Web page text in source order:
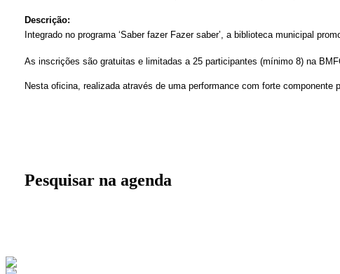
Descrição:
Integrado no programa ‘Saber fazer Fazer saber’, a biblioteca municipal
As inscrições são gratuitas e limitadas a 25 participantes (mínimo 8) na
Nesta oficina, realizada através de uma performance com forte
Pesquisar na agenda